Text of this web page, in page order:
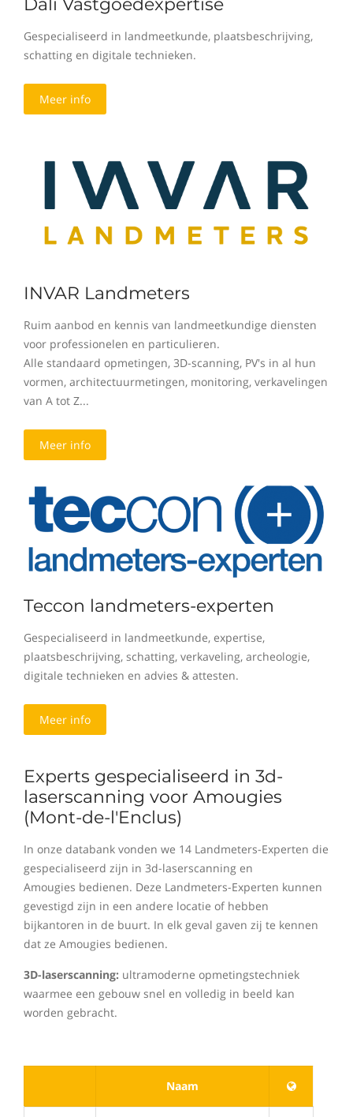
Gespecialiseerd in landmeetkunde, plaatsbeschrijving,
schatting en digitale technieken.
Meer info
INVAR Landmeters
Ruim aanbod en kennis van landmeetkundige diensten
voor professionelen en particulieren.
Alle standaard opmetingen, 3D-scanning, PV's in al hun
vormen, architectuurmetingen, monitoring, verkavelingen
van A tot Z...
Meer info
Teccon landmeters-experten
Gespecialiseerd in landmeetkunde, expertise,
plaatsbeschrijving, schatting, verkaveling, archeologie,
digitale technieken en advies & attesten.
Meer info
Experts gespecialiseerd in 3d-
laserscanning voor Amougies
(Mont-de-l'Enclus)
In onze databank vonden we 14 Landmeters-Experten die
gespecialiseerd zijn in 3d-laserscanning en
Amougies bedienen. Deze Landmeters-Experten kunnen
gevestigd zijn in een andere locatie of hebben
bijkantoren in de buurt. In elk geval gaven zij te kennen
dat ze Amougies bedienen.
3D-laserscanning: ultramoderne opmetingstechniek
waarmee een gebouw snel en volledig in beeld kan
worden gebracht.
Naam